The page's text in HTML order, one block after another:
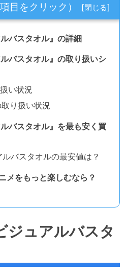
目をクリック）
バスタオル』の詳細
バスタオル』の取り扱いシ
い状況
り扱い状況
バスタオル』を最も安く買
バスタオルの最安値は？
メをもっと楽しむなら？
ジュアルバスタ